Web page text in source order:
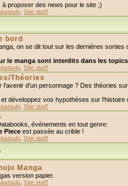
à proposer des news pour le site ;)
Site staff
bord
on se dit tout sur les dernières sorties
le manga sont interdits dans les
Site staff
Théories
l'avenir d'un personnage ? Des théories
développez vos hypothèses sur l'histoire
Site staff
événements en tout genre:
Piece est passée au crible !
Site staff
Manga
version papier.
Site staff